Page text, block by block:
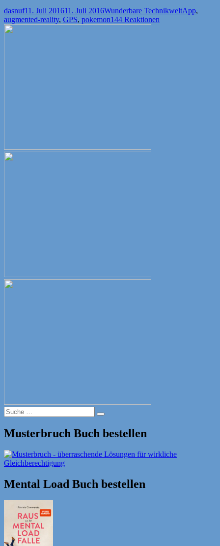
Autor
dasnufVeröffentlicht
am
11. Juli 201611. Juli 2016Kategorien
Wunderbare TechnikweltApp,
augmented-reality, GPS, pokemon144 Reaktionen
Suche
nach:
Suche
Musterbruch Buch bestellen
Mental Load Buch bestellen